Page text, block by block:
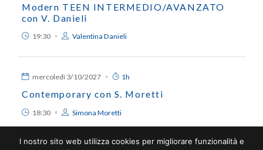
Modern TEEN INTERMEDIO/AVANZATO
con V. Danieli
19:30 Valentina Danieli
mercoledì 3/10/2027 1h
Contemporary con S. Moretti
18:30 Simona Moretti
l nostro sito web utilizza cookies per migliorare funzionalità e